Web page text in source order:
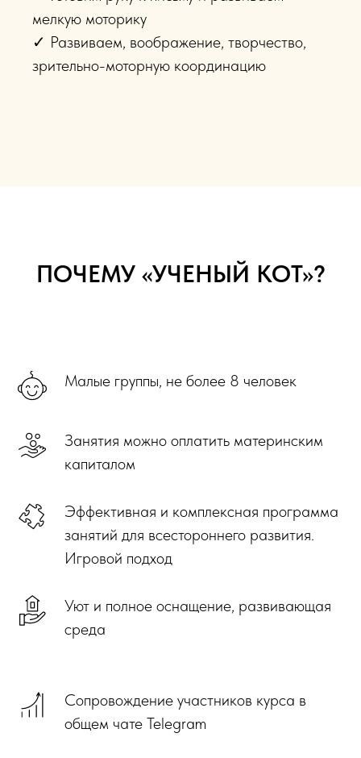
мелкую моторику
✓ Развиваем, воображение, творчество,
зрительно-моторную координацию
ПОЧЕМУ «УЧЕНЫЙ КОТ»?
Малые группы, не более 8 человек
Занятия можно оплатить материнским
капиталом
Эффективная и комплексная программа
занятий для всестороннего развития.
Игровой подход
Уют и полное оснащение, развивающая
среда
Сопровождение участников курса в
общем чате Telegram